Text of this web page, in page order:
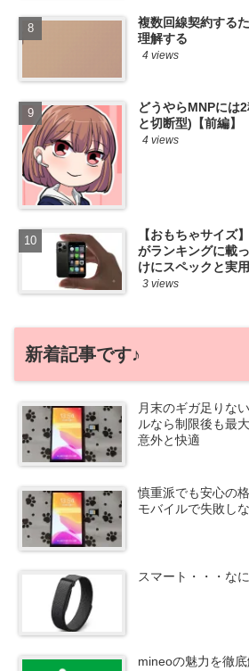
複数回線契約する
理解する
4 views
どうやらMNPには
と切断型)【前編】
4 views
【おもちゃサイズ
がランキングに載
けにスペックと実
3 views
新着記事です♪
月末のギガ足りな
ルなら制限後も最
意外と快適
慎重派でも安心の
モバイルで失敗し
スマート・・・な
mineoの魅力を徹